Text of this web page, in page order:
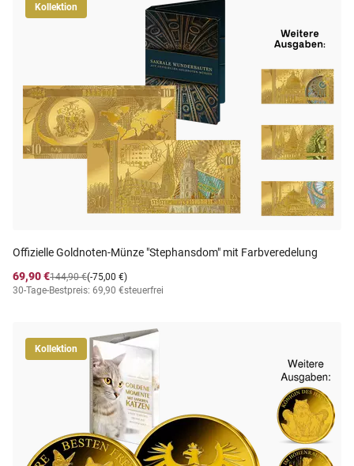
Kollektion
Offizielle Goldnoten-Münze "Stephansdom" mit Farbveredelung
69,90 €
(-75,00 €)
144,90 €
30-Tage-Bestpreis: 69,90 €steuerfrei
Kollektion